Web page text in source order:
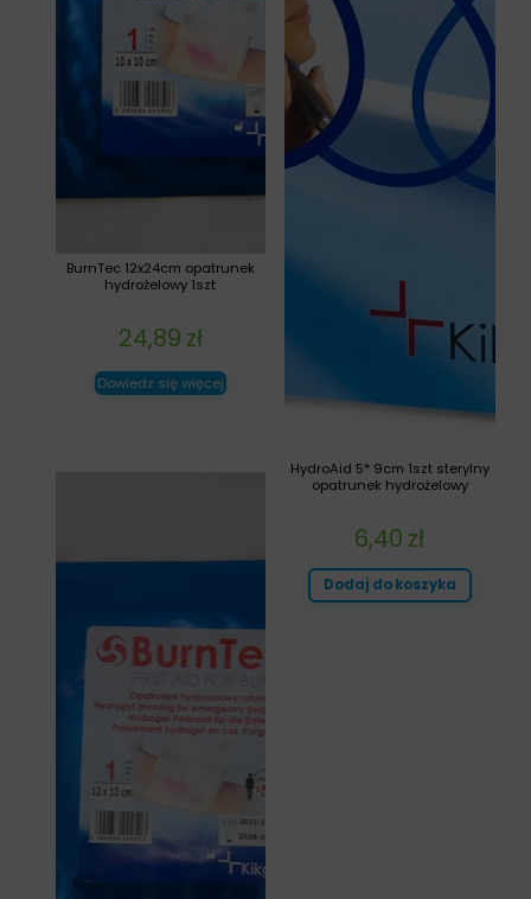
HydroAid 5* 9cm 1szt sterylny
opatrunek hydrożelowy
6,40 zł
Dodaj do koszyka
BurnTec 12x24cm opatrunek
hydrożelowy 1szt
24,89 zł
Dowiedz się więcej